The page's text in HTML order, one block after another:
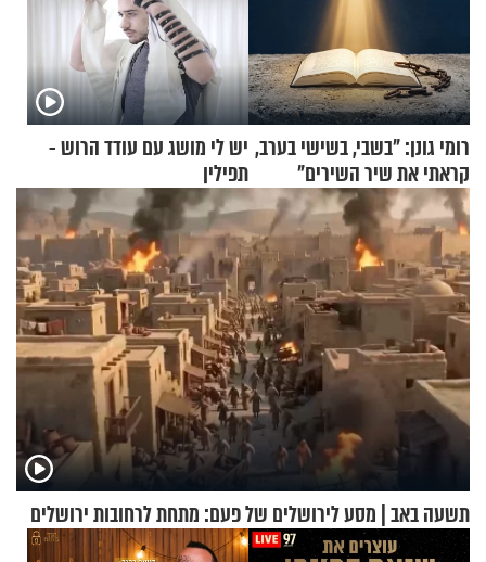
רומי גונן: "בשבי, בשישי בערב,
קראתי את שיר השירים"
יש לי מושג עם עודד הרוש -
תפילין
תשעה באב | מסע לירושלים של פעם: מתחת לרחובות ירושלים